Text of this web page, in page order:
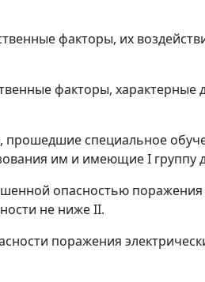
факторы, их
факторы, характерные
прошедшие специальное
им и имеющие I группу
опасностью
не ниже II.
поражения